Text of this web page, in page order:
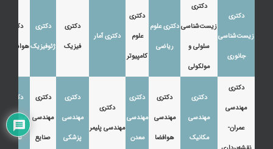
دکتری
زیست‌شناسی
جانوری
دکتری
زیست‌شناسی
سلولی و
مولکولی
دکتری علوم
ریاضی
دکتری
علوم
کامپیوتر
دکتری آمار
دکتری
فیزیک
دکتری
ژئوفیزیک
دکتری
هواشناسی
دکتری
مهندسی
عمران-
دکتری
مهندسی
مکانیک
دکتری
مهندسی
هوافضا
دکتری
مهندسی
معدن
دکتری
مهندسی پلیمر
دکتری
مهندسی
پزشکی
دکتری
مهندسی
صنایع
دکتری
مهندسی
نفت